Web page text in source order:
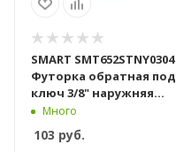
SMART SMT652STNY0304
Футорка обратная под
ключ 3/8" наружняя
резьба х 1/2"
внутренняя резьба, 250
штук в упаковке
Много
103 руб.